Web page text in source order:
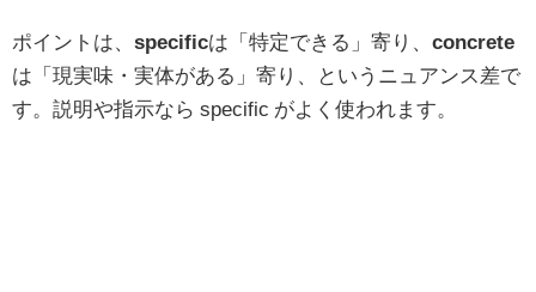
ポイントは、 specificは「特定できる」寄り、 concrete
は「現実味・実体がある」寄り、というニュアンス差で
す。説明や指示なら specific がよく使われます。